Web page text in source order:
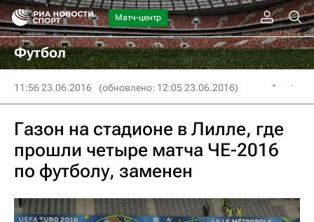
Матч-центр
Футбол
11:56 23.06.2016 (обновлено: 12:05 23.06.2016)
Газон на стадионе в Лилле, где
прошли четыре матча ЧЕ-2016
по футболу, заменен